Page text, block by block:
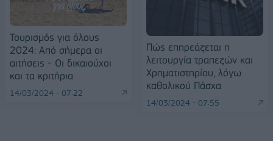
Τουρισμός για όλους
2024: Από σήμερα οι
αιτήσεις - Οι δικαιούχοι
και τα κριτήρια
14/03/2024 - 07:22
Πώς επηρεάζεται η
λειτουργία τραπεζών και
Χρηματιστηρίου, λόγω
καθολικού Πάσχα
14/03/2024 - 07:55